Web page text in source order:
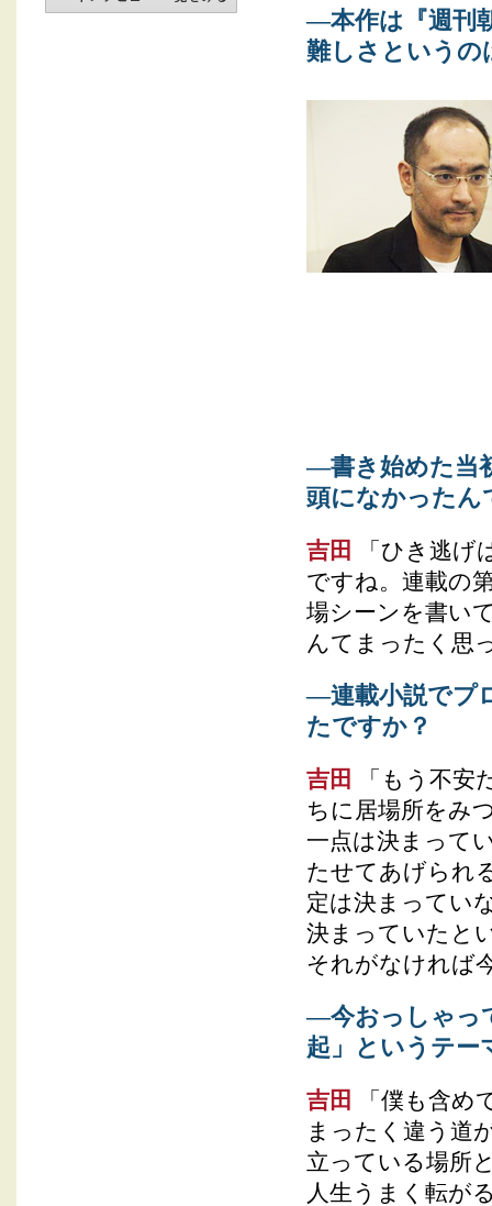
―本作は『週刊
難しさというの
―書き始めた当
頭になかったん
吉田
「ひき逃げ
ですね。連載の
場シーンを書い
んてまったく思
―連載小説でプ
たですか？
吉田
「もう不安
ちに居場所をみ
一点は決まって
たせてあげられ
定は決まってい
決まっていたと
それがなければ
―今おっしゃっ
起」というテー
吉田
「僕も含め
まったく違う道
立っている場所
人生うまく転が